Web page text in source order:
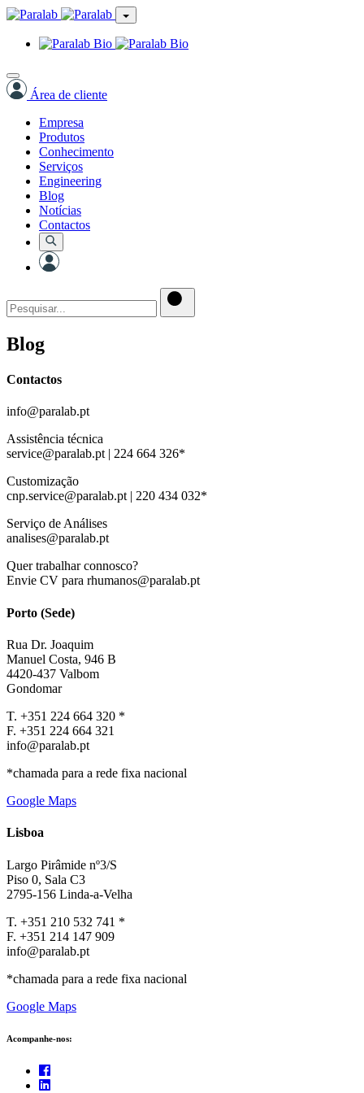
Área de cliente
Empresa
Produtos
Conhecimento
Serviços
Engineering
Blog
Notícias
Contactos
Blog
Contactos
info@paralab.pt
Assistência técnica
service@paralab.pt | 224 664 326*
Customização
cnp.service@paralab.pt | 220 434 032*
Serviço de Análises
analises@paralab.pt
Quer trabalhar connosco?
Envie CV para rhumanos@paralab.pt
Porto (Sede)
Rua Dr. Joaquim
Manuel Costa, 946 B
4420-437 Valbom
Gondomar
T. +351 224 664 320 *
F. +351 224 664 321
info@paralab.pt
*chamada para a rede fixa nacional
Google Maps
Lisboa
Largo Pirâmide nº3/S
Piso 0, Sala C3
2795-156 Linda-a-Velha
T. +351 210 532 741 *
F. +351 214 147 909
info@paralab.pt
*chamada para a rede fixa nacional
Google Maps
Acompanhe-nos: